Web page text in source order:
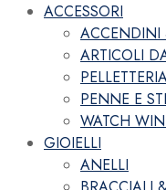
ACCESSORI
ACCENDINI
ARTICOLI
PENNE E
WATCH
GIOIELLI
ANELLI